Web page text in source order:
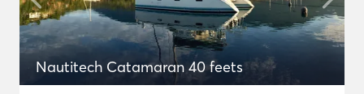
Nautitech Catamaran 40 feets